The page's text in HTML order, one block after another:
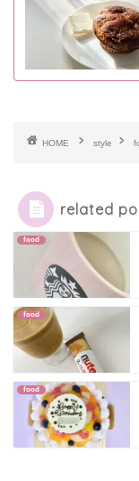
HOME style
related
food
food
food